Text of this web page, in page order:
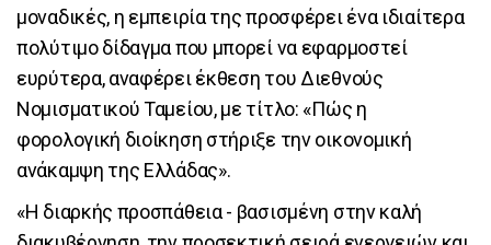
μοναδικές, η εμπειρία της προσφέρει ένα ιδιαίτερα
πολύτιμο δίδαγμα που μπορεί να εφαρμοστεί
ευρύτερα, αναφέρει έκθεση του Διεθνούς
Νομισματικού Ταμείου, με τίτλο: «Πώς η
φορολογική διοίκηση στήριξε την οικονομική
ανάκαμψη της Ελλάδας».
«Η διαρκής προσπάθεια - βασισμένη στην καλή